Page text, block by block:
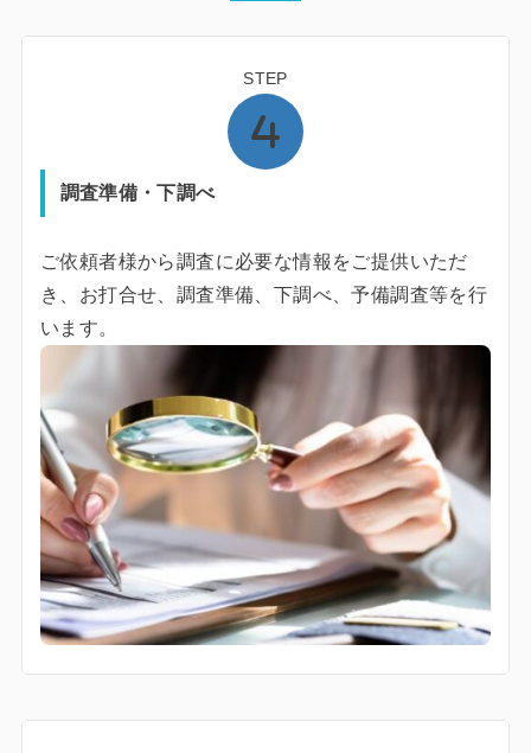
STEP
調査準備・下調べ
ご依頼者様から調査に必要な情報をご提供いただ
き、お打合せ、調査準備、下調べ、予備調査等を行
います。